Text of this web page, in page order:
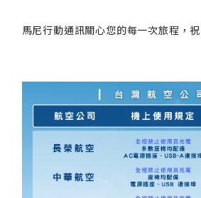
馬尼行動通訊關心您的每一次旅程，祝